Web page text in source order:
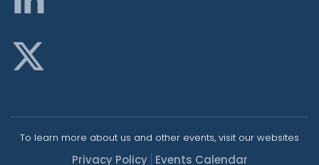
To learn more about us and other events, visit our websites
Privacy Policy Events Calendar